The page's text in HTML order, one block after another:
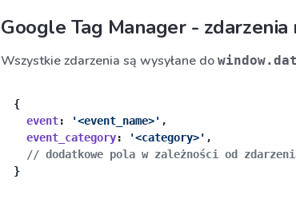
Google Tag Manager -
Wszystkie zdarzenia są wysyłane do
  event
: '<event_name>'
  event_category
: '<category>'